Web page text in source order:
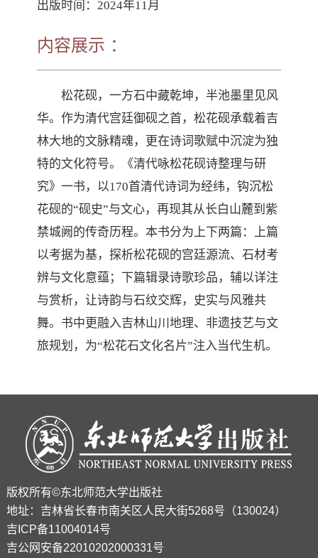
出版时间：2024年11月
内容展示 ：
松花砚，一方石中藏乾坤，半池墨里见风
华。作为清代宫廷御砚之首，松花砚承载着吉
林大地的文脉精魂，更在诗词歌赋中沉淀为独
特的文化符号。《清代咏松花砚诗整理与研
究》一书，以170首清代诗词为经纬，钩沉松
花砚的“砚史”与文心，再现其从长白山麓到紫
禁城阙的传奇历程。本书分为上下两篇：上篇
以考据为基，探析松花砚的宫廷源流、石材考
辨与文化意蕴；下篇辑录诗歌珍品，辅以详注
与赏析，让诗韵与石纹交辉，史实与风雅共
舞。书中更融入吉林山川地理、非遗技艺与文
旅规划，为“松花石文化名片”注入当代生机。
版权所有©东北师范大学出版社
地址：吉林省长春市南关区人民大街5268号（130024）
吉ICP备11004014号
吉公网安备22010202000331号